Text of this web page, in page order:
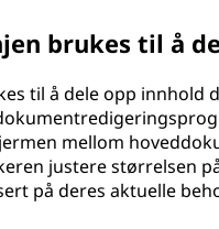
brukes til å
til å dele opp
mellom
justere størrelsen
på deres aktuelle